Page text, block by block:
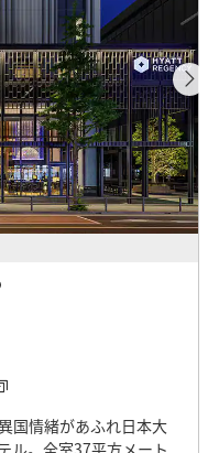
国情緒があふれ日本大